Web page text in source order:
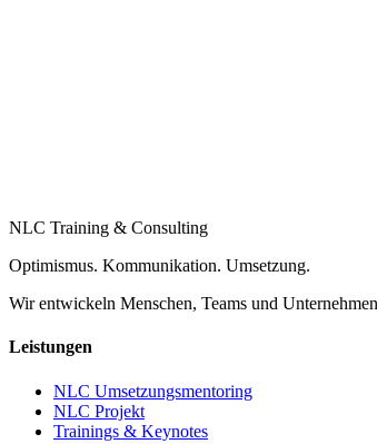
NLC Training & Consulting
Optimismus. Kommunikation. Umsetzung.
Wir entwickeln Menschen, Teams und
Leistungen
NLC Umsetzungsmentoring
NLC Projekt
Trainings & Keynotes